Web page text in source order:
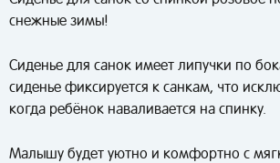
снежные зимы!
Сиденье для санок имеет липучки по
сиденье фиксируется к санкам, что
когда ребёнок наваливается на спинку.
Малышу будет уютно и комфортно с